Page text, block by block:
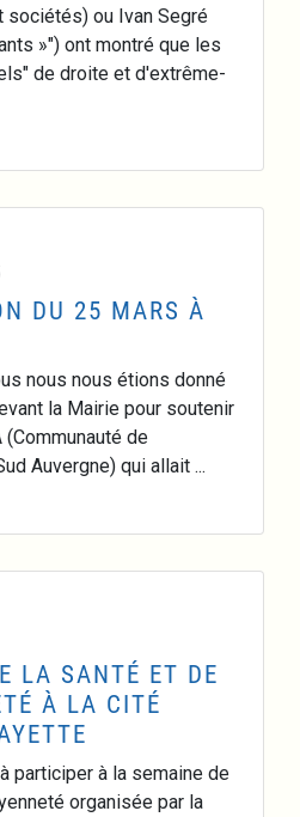
sociétés) ou Ivan Segré
»") ont montré que les
de droite et d'extrême-
DU 25 MARS À
nous nous étions donné
la Mairie pour soutenir
de
Auvergne) qui allait ...
LA SANTÉ ET DE
À LA CITÉ
participer à la semaine de
organisée par la